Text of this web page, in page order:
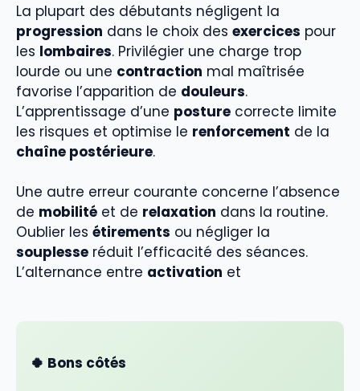
La plupart des débutants négligent la
progression dans le choix des exercices pour
les lombaires. Privilégier une charge trop
lourde ou une contraction mal maîtrisée
favorise l’apparition de douleurs.
L’apprentissage d’une posture correcte limite
les risques et optimise le renforcement de la
chaîne postérieure.
Une autre erreur courante concerne l’absence
de mobilité et de relaxation dans la routine.
Oublier les étirements ou négliger la
souplesse réduit l’efficacité des séances.
L’alternance entre activation et
🍀 Bons côtés